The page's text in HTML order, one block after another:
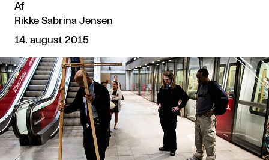
Af
Rikke Sabrina Jensen
14. august 2015